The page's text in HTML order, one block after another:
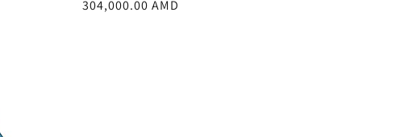
цена
со
304,000.00 AMD